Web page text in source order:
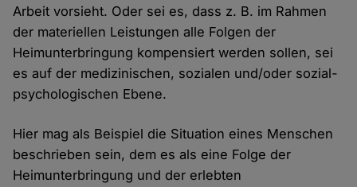
Arbeit vorsieht. Oder sei es, dass z. B. im Rahmen
der materiellen Leistungen alle Folgen der
Heimunterbringung kompensiert werden sollen, sei
es auf der medizinischen, sozialen und/oder sozial-
psychologischen Ebene.
Hier mag als Beispiel die Situation eines Menschen
beschrieben sein, dem es als eine Folge der
Heimunterbringung und der erlebten